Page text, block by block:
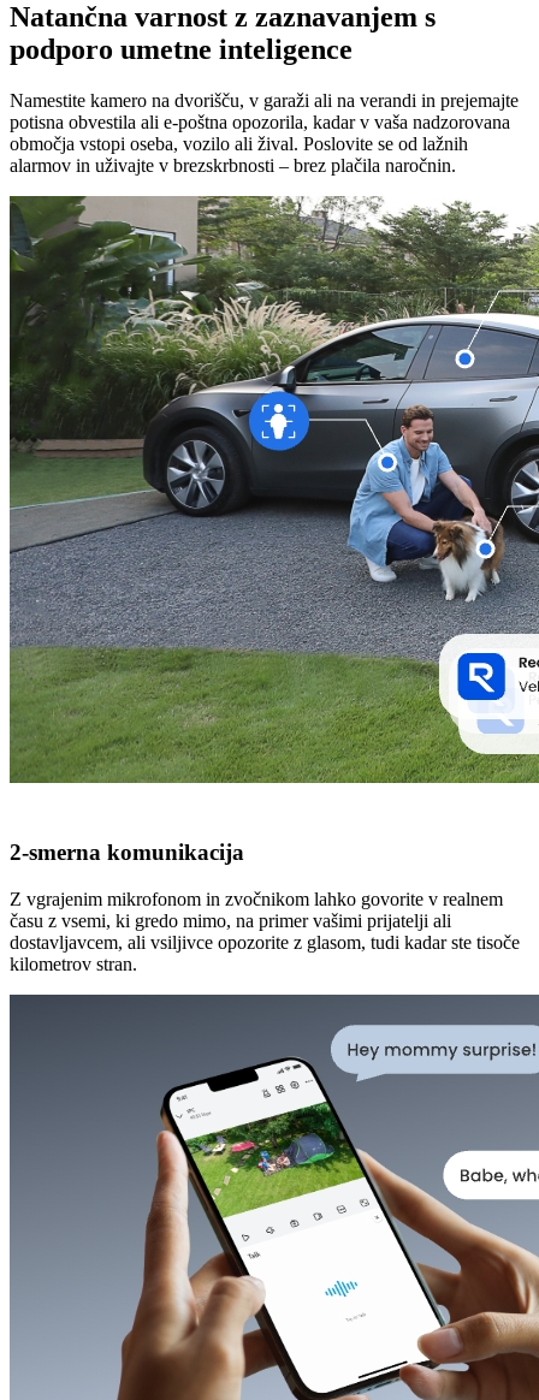
Natančna varnost z zaznavanjem s
podporo umetne inteligence
Namestite kamero na dvorišču, v garaži ali na verandi in prejemajte
potisna obvestila ali e-poštna opozorila, kadar v vaša nadzorovana
območja vstopi oseba, vozilo ali žival. Poslovite se od lažnih
alarmov in uživajte v brezskrbnosti – brez plačila naročnin.
2-smerna komunikacija
Z vgrajenim mikrofonom in zvočnikom lahko govorite v realnem
času z vsemi, ki gredo mimo, na primer vašimi prijatelji ali
dostavljavcem, ali vsiljivce opozorite z glasom, tudi kadar ste tisoče
kilometrov stran.